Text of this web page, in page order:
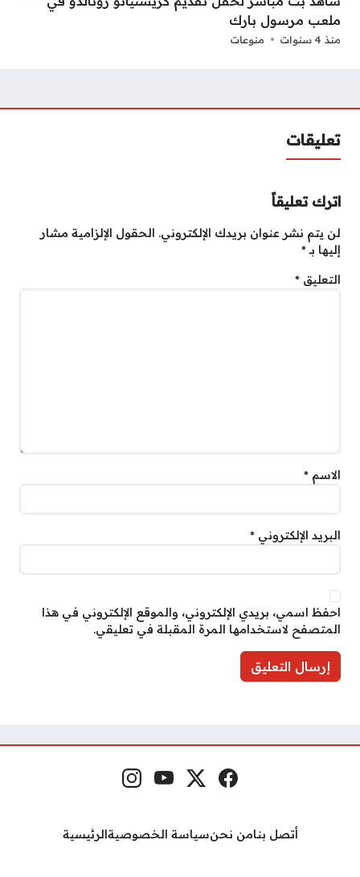
ملعب مرسول بارك
منذ 4 سنوات منوعات
تعليقات
اترك تعليقاً
لن يتم نشر عنوان بريدك الإلكتروني. الحقول الإلزامية مشار
إليها بـ*
التعليق *
الاسم *
البريد الإلكتروني *
احفظ اسمي، بريدي الإلكتروني، والموقع الإلكتروني في هذا
المتصفح لاستخدامها المرة المقبلة في تعليقي.
مواقع التواصل فيسبوكمنصة إكس
يوتيوبإنستغرام
أتصل بنامن نحنسياسة الخصوصيةالرئيسية